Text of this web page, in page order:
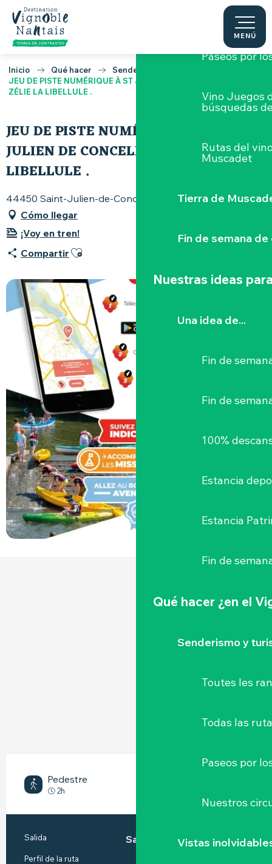
Aller
contenu
principal
MENÚ
Talleresen
Paseos por
Vino Juegos
búsquedas
Rutas del
Muscadet
Tierra de
Fin de semana
Nuestras ideas
Una idea de...
Fin de
Fin de
100%
Estancia
Estancia
Fin de
Qué hacer ¿en el
Senderismo y
Toutes les
Todas las
Paseos por
Nuestros
Vistas
Inicio Qué hacer
Senderismo y cicloturismo
JEU DE PISTE NUMÉRIQUE À ST JULIEN DE CONCELLES AVEC
ZÉLIE LA LIBELLULE .
JEU DE PISTE NUMÉRIQUE À ST
JULIEN DE CONCELLES AVEC ZÉLIE LA
LIBELLULE .
44450 Saint-Julien-de-Concelles
Cómo llegar
¡Voy en tren!
Compartir Ajouter aux favoris
Pedestre
2h
INFORMACIÓN PRÁCTICA
Salida Saint-Julien-de-Concelles
Perfil de la ruta